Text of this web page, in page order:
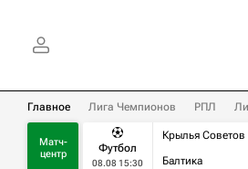
Главное Лига Чемпионов РПЛ
Матч-
центр
Футбол
08.08 15:30
Крылья Советов
Балтика